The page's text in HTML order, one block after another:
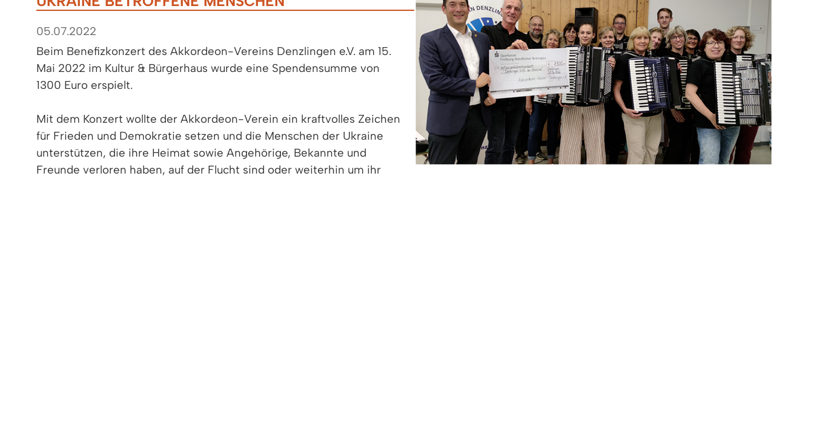
05.07.2022
Beim Benefizkonzert des Akkordeon-Vereins Denzlingen e.V. am 15.
Mai 2022 im Kultur & Bürgerhaus wurde eine Spendensumme von
1300 Euro erspielt.
Mit dem Konzert wollte der Akkordeon-Verein ein kraftvolles Zeichen
für Frieden und Demokratie setzen und die Menschen der Ukraine
unterstützen, die ihre Heimat sowie Angehörige, Bekannte und
Freunde verloren haben, auf der Flucht sind oder weiterhin um ihr